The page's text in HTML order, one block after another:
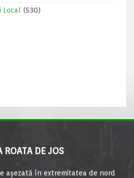
(530)
ROATA DE JOS
aşezată în extremitatea de nord